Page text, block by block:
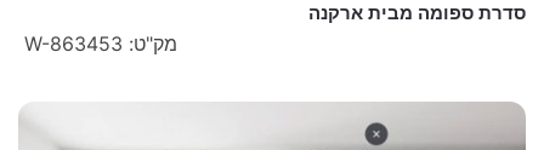
סדרת ספומה מבית ארקנה
מק"ט: W-863453